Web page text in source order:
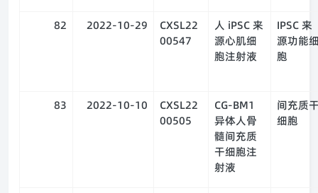
82 2022-10-29
CXSL22
00547
人 iPSC 来
源心肌细
胞注射液
IPSC 来
源功能
胞
83 2022-10-10
CXSL22
00505
CG-BM1
异体人骨
髓间充质
干细胞注
射液
间充质
细胞